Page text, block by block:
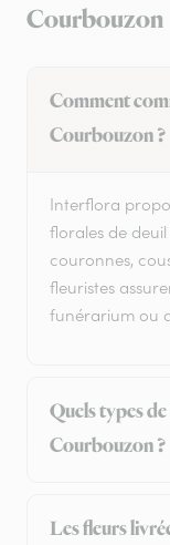
Courbouzon
Comment
Courbouzon ?
Interflora
florales de
couronnes,
fleuristes
funérarium ou
Quels types
Courbouzon ?
Les fleurs